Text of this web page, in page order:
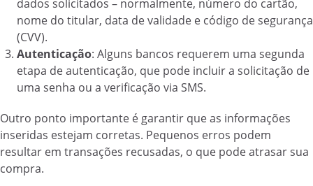
dados solicitados – normalmente, número do cartão,
nome do titular, data de validade e código de segurança
(CVV).
Autenticação: Alguns bancos requerem uma segunda
etapa de autenticação, que pode incluir a solicitação de
uma senha ou a verificação via SMS.
Outro ponto importante é garantir que as informações
inseridas estejam corretas. Pequenos erros podem
resultar em transações recusadas, o que pode atrasar sua
compra.